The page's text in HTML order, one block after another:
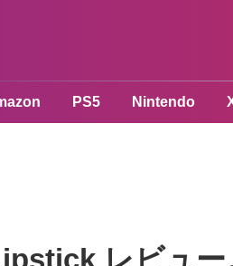
PS5 Nintendo
レビュ